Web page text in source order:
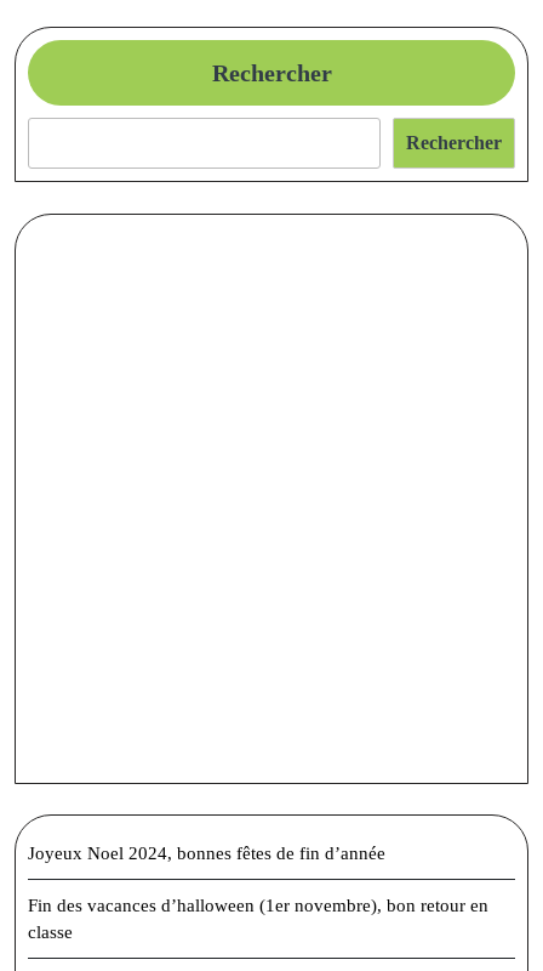
Rechercher
Rechercher
Joyeux Noel 2024, bonnes fêtes de fin d’année
Fin des vacances d’halloween (1er novembre), bon retour en
classe